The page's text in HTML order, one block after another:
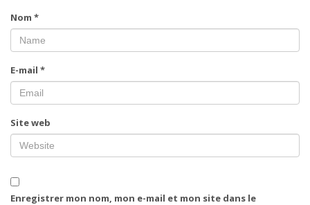
Nom *
E-mail *
Site web
Enregistrer mon nom, mon e-mail et mon site dans le